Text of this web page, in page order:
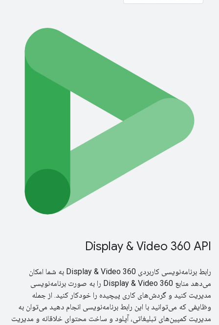
Display & Video 360 API
رابط برنامه‌نویسی کاربردی Display & Video 360 به شما امکان
می‌دهد منابع Display & Video 360 را به صورت برنامه‌نویسی
مدیریت کنید و گردش‌های کاری پیچیده را خودکار کنید. از جمله
وظایفی که می‌توانید با این رابط برنامه‌نویسی انجام دهید می‌توان به
مدیریت کمپین‌های تبلیغاتی، آپلود و ساخت محتوای خلاقانه و مدیریت